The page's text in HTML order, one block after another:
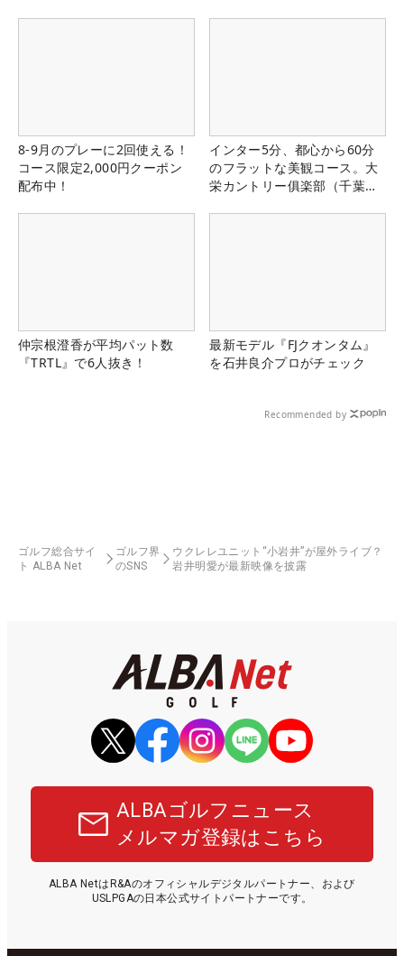
8-9月のプレーに2回使える！
コース限定2,000円クーポン
配布中！
インター5分、都心から60分
のフラットな美観コース。大
栄カントリー俱楽部（千葉
仲宗根澄香が平均パット数
『TRTL』で6人抜き！
最新モデル『FJクオンタム』
を石井良介プロがチェック
Recommended by
ゴルフ総合サイ
ト ALBA Net
ゴルフ界
のSNS
ウクレレユニット“小岩井”が屋外ライブ？
岩井明愛が最新映像を披露
ALBAゴルフニュース
メルマガ登録はこちら
ALBA NetはR&Aのオフィシャルデジタルパートナー、および
USLPGAの日本公式サイトパートナーです。